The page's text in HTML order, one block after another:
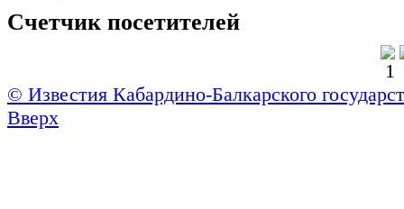
Счетчик посетителей
© Известия Кабардино-Балкарского
Вверх